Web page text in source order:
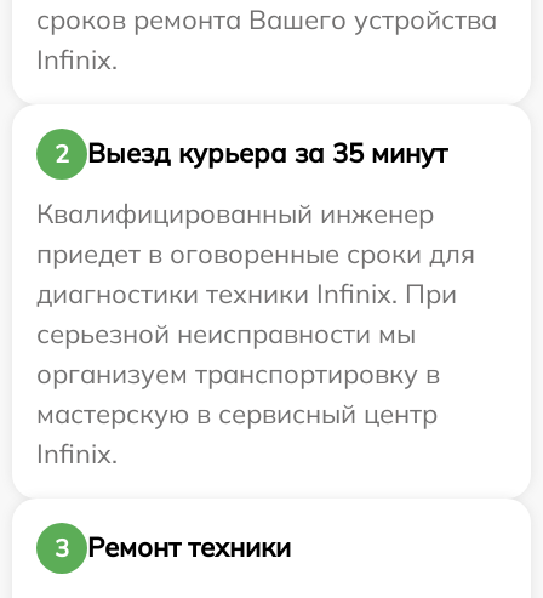
сроков ремонта Вашего устройства
Infinix.
2
Выезд курьера за 35 минут
Квалифицированный инженер
приедет в оговоренные сроки для
диагностики техники Infinix. При
серьезной неисправности мы
организуем транспортировку в
мастерскую в сервисный центр
Infinix.
3
Ремонт техники